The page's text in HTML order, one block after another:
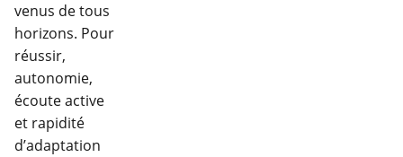
venus de tous
horizons. Pour
réussir,
autonomie,
écoute active
et rapidité
d’adaptation